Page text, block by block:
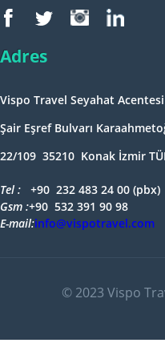
Adres
Vispo Travel Seyahat Acentesi
Şair Eşref Bulvarı
22/109 35210 Konak İzmir
Tel : +90 232 483 24 00 (pbx)
Gsm :+90 532 391 90 98
E-mail:info@vispotravel.com
© 2023 Vispo